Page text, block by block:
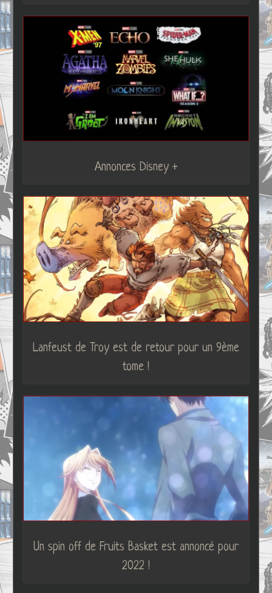
Annonces Disney +
Lanfeust de Troy est de retour pour un 9ème
tome !
Un spin off de Fruits Basket est annoncé pour
2022 !